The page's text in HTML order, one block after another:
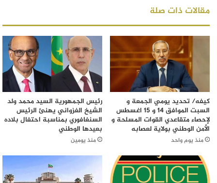
مقالات ذات صلة
كيفه/ تحديد يومي الجمعة و
السبت الموافق 14 و 15 اغسطس
لإحصاء متقاعدي القوات المسلحة و
الأمن الوطني بولاية لعصابه
منذ يوم واحد
رئيس الجمهورية السيد محمد ولد
الشيخ الغزواني يهنئ الرئيس
السنغافوري بمناسبة احتفال بلاده
بعيدها الوطني
منذ يومين